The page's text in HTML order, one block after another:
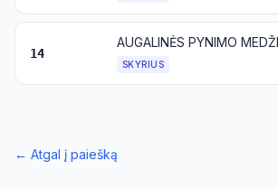
14
SKYRIUS
← Atgal į paiešką